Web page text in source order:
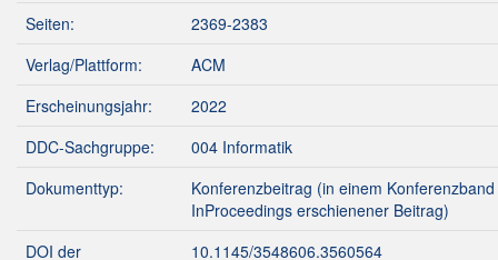
Seiten:
2369-2383
Verlag/Plattform:
ACM
Erscheinungsjahr:
2022
DDC-Sachgruppe:
004 Informatik
Dokumenttyp:
Konferenzbeitrag (in einem
InProceedings erschienener Beitrag)
DOI der
10.1145/3548606.3560564